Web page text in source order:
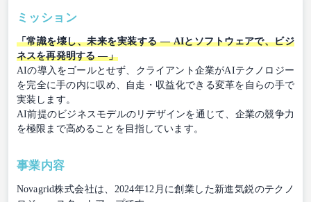
ミッション
「常識を壊し、未来を実装する ― AIとソフトウェアで、ビジ
ネスを再発明する ―」
AIの導入をゴールとせず、クライアント企業がAIテクノロジー
を完全に手の内に収め、自走・収益化できる変革を自らの手で
実装します。
AI前提のビジネスモデルのリデザインを通じて、企業の競争力
を極限まで高めることを目指しています。
事業内容
Novagrid株式会社は、2024年12月に創業した新進気鋭のテクノ